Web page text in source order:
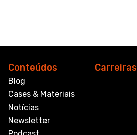
Conteúdos
Blog
Cases & Materiais
Notícias
Newsletter
Carreiras